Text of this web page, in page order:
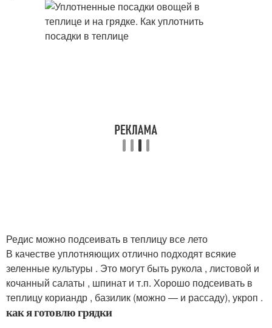
Редис можно подсеивать в теплицу все лето
В качестве уплотняющих отлично подходят всякие
зеленные культуры . Это могут быть рукола , листовой и
кочанный салаты , шпинат и т.п. Хорошо подсеивать в
теплицу кориандр , базилик (можно — и рассаду), укроп .
как я готовлю грядки